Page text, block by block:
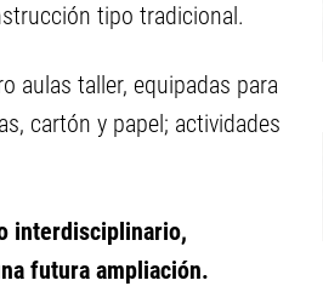
tipo tradicional.
aulas taller, equipadas para
cartón y papel; actividades
interdisciplinario,
futura ampliación.